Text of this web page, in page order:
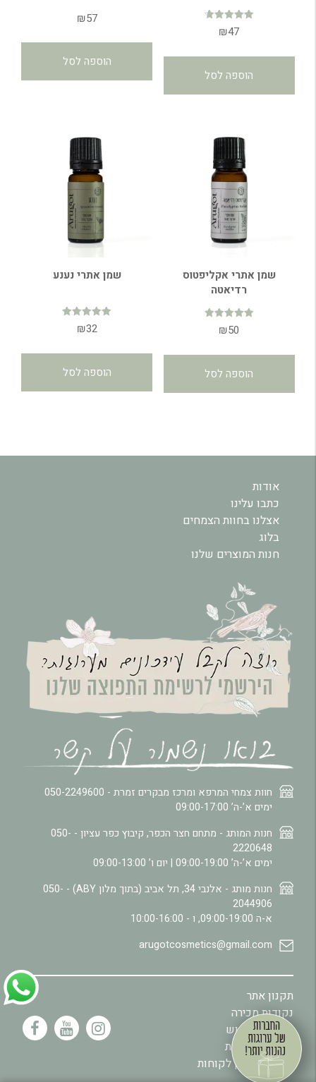
דורג
4.73
₪47
הוספה לסל
₪57
הוספה לסל
שמן אתרי אקליפטוס
רדיאטה
דורג
5.00
₪50
הוספה לסל
שמן אתרי נענע
דורג
5.00
₪32
הוספה לסל
חוות צמחי המרפא ומרכז מבקרים זמרת - 050-2249600
ימים א’-ה’ 09:00-17:00
חנות המותג - מתחם חצר הכפר, קיבוץ כפר עציון - 050-
2220648
ימים א’-ה’ 09:00-19:00 | יום ו’ 09:00-13:00
חנות מותג - אלנבי 34, תל אביב (בתוך מלון ABY) -
050-
2044906
א-ה 09:00-19:00, ו - 10:00-16:00
arugotcosmetics@gmail.com
תקנון אתר
נקודות מכירה
מדיניות שימוש
מדיניות פרטיות
תקנון מועדון לקוחות
אודות
כתבו עלינו
אצלנו בחוות הצמחים
בלוג
חנות המוצרים שלנו